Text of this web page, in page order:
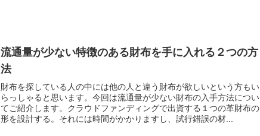
流通量が少ない特徴のある財布を手に入れる２つの方
法
財布を探している人の中には他の人と違う財布が欲しいという方もい
らっしゃると思います。今回は流通量が少ない財布の入手方法につい
てご紹介します。クラウドファンディングで出資する１つの革財布の
形を設計する。それには時間がかかりますし、試行錯誤の材...